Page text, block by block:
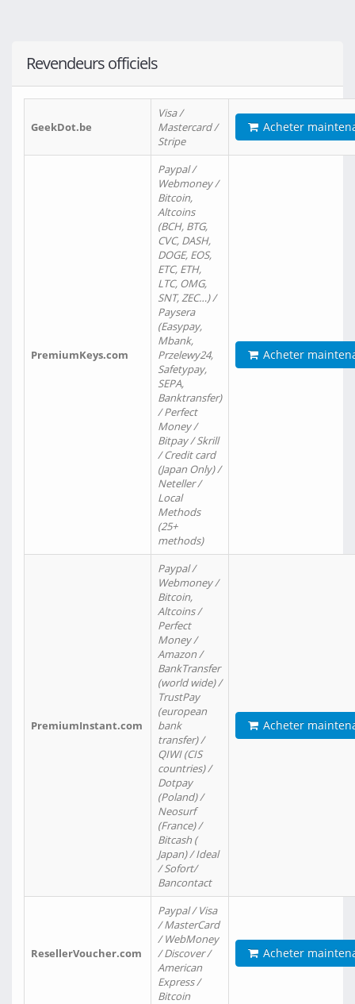
Revendeurs officiels
GeekDot.be
Visa /
Mastercard /
Stripe
Acheter
PremiumKeys.com
Paypal /
Webmoney /
Bitcoin,
Altcoins
(BCH, BTG,
CVC, DASH,
DOGE, EOS,
ETC, ETH,
LTC, OMG,
SNT, ZEC…) /
Paysera
(Easypay,
Mbank,
Przelewy24,
Safetypay,
SEPA,
Banktransfer)
/ Perfect
Money /
Bitpay / Skrill
/ Credit card
(Japan Only) /
Neteller /
Local
Methods
(25+
methods)
Acheter
PremiumInstant.com
Paypal /
Webmoney /
Bitcoin,
Altcoins /
Perfect
Money /
Amazon /
BankTransfer
(world wide) /
TrustPay
(european
bank
transfer) /
QIWI (CIS
countries) /
Dotpay
(Poland) /
Neosurf
(France) /
Bitcash (
Japan) / Ideal
/ Sofort/
Bancontact
Acheter
ResellerVoucher.com
Paypal / Visa
/ MasterCard
/ WebMoney
/ Discover /
American
Express /
Bitcoin
Acheter